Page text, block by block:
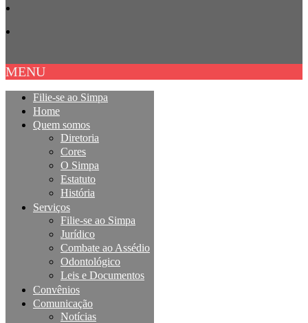
MENU
Filie-se ao Simpa
Home
Quem somos
Diretoria
Cores
O Simpa
Estatuto
História
Serviços
Filie-se ao Simpa
Jurídico
Combate ao Assédio
Odontológico
Leis e Documentos
Convênios
Comunicação
Notícias